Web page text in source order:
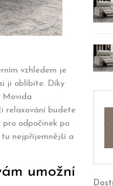
vzhledem je
ji oblíbíte. Díky
Movida
relaxování budete
pro odpočinek po
tu nejpříjemnější a
umožní